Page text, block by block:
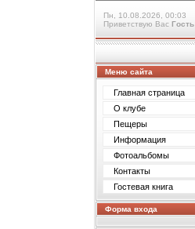
Пн, 10.08.2026, 00:03
Приветствую Вас Гость
Меню сайта
Главная страница
О клубе
Пещеры
Информация
Фотоальбомы
Контакты
Гостевая книга
Форма входа